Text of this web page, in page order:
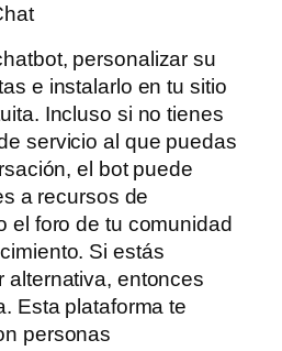
personalizar su
e instalarlo en tu sitio
Incluso si no tienes
servicio al que puedas
el bot puede
a recursos de
el foro de tu comunidad
Si estás
alternativa, entonces
Esta plataforma te
personas